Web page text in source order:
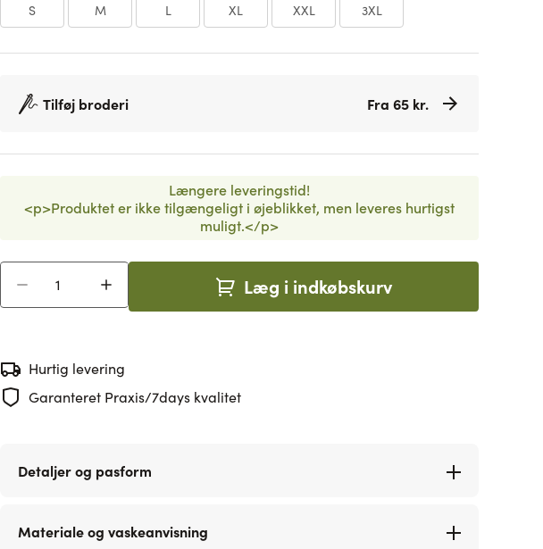
S M L XL XXL 3XL
Tilføj broderi Fra 65 kr.
Længere leveringstid!
<p>Produktet er ikke tilgængeligt i øjeblikket, men leveres hurtigst
muligt.</p>
Læg i indkøbskurv
Hurtig levering
Garanteret Praxis/7days kvalitet
Detaljer og pasform
Materiale og vaskeanvisning